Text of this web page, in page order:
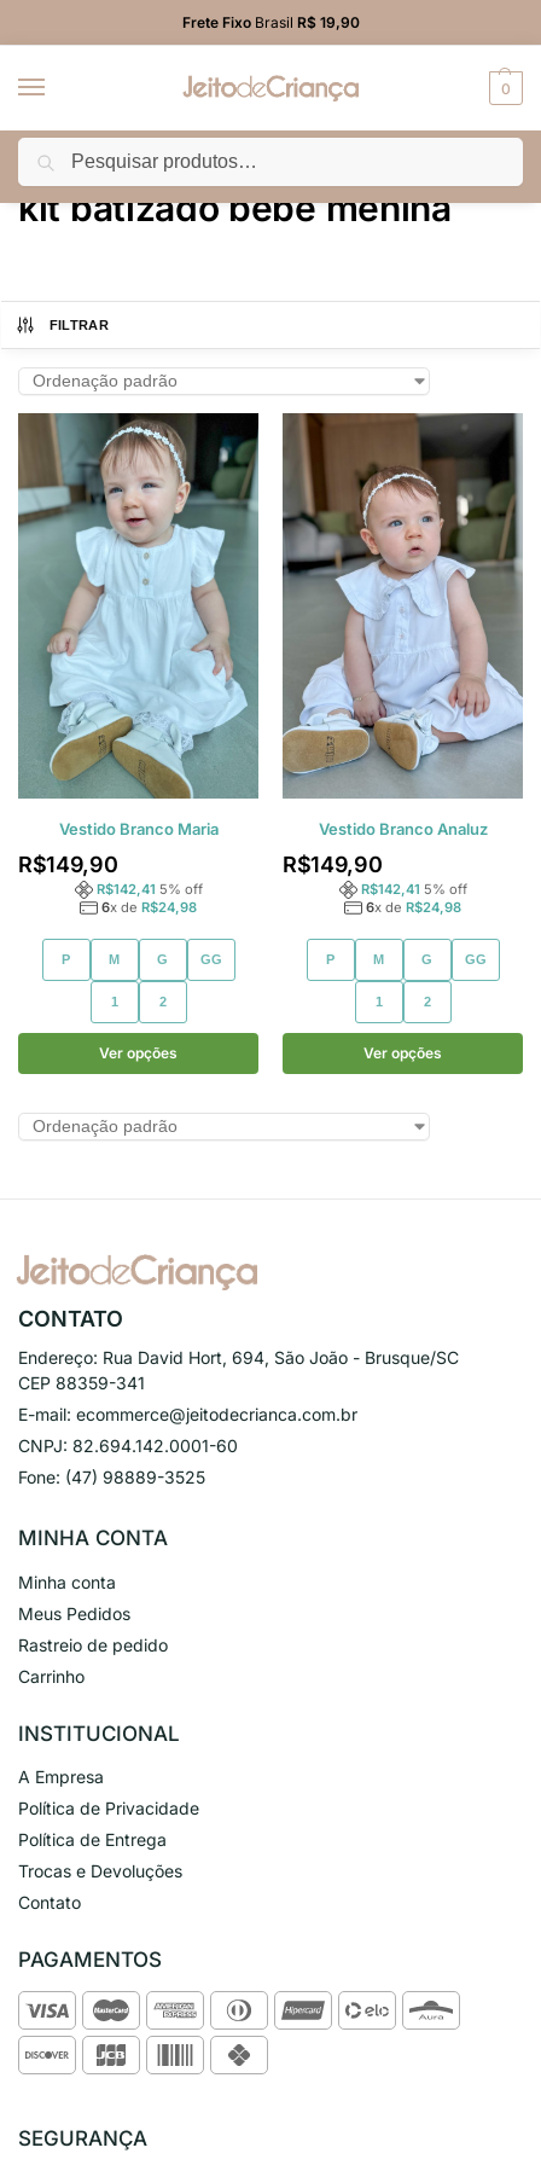
Frete FixoBrasil R$ 19,90
0
Início Produtos marcados com a tag “kit batizado bebê menina”
kit batizado bebê menina
FILTRAR
Vestido Branco Maria
R$149,90
R$142,41 5% off
6x de R$24,98
P M G GG
1 2
Ver opções
Vestido Branco Analuz
R$149,90
R$142,41 5% off
6x de R$24,98
P M G GG
1 2
Ver opções
CONTATO
Endereço: Rua David Hort, 694, São João - Brusque/SC
CEP 88359-341
E-mail: ecommerce@jeitodecrianca.com.br
CNPJ: 82.694.142.0001-60
Fone: (47) 98889-3525
MINHA CONTA
Minha conta
Meus Pedidos
Rastreio de pedido
Carrinho
INSTITUCIONAL
A Empresa
Política de Privacidade
Política de Entrega
Trocas e Devoluções
Contato
PAGAMENTOS
SEGURANÇA